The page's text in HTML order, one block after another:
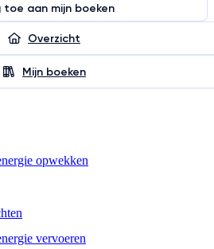
toe aan mijn boeken
Overzicht
Mijn boeken
opwekken
vervoeren